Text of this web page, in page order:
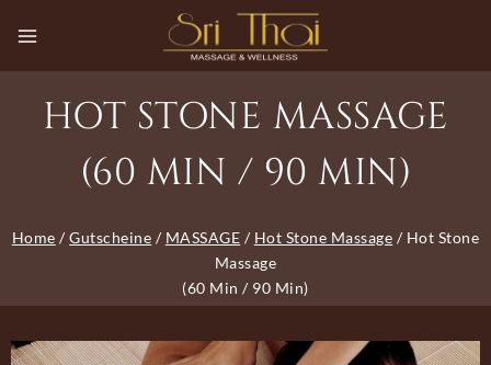
HOT STONE MASSAGE
(60 MIN / 90 MIN)
Home / Gutscheine / MASSAGE / Hot Stone Massage / Hot Stone
Massage
(60 Min / 90 Min)